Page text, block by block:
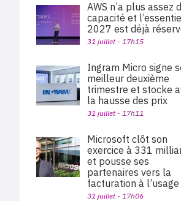
AWS n’a plus assez
capacité et
2027 est déjà
31 juillet - 17h15
Ingram Micro signe
meilleur deuxième
trimestre et stocke
la hausse des prix
31 juillet - 17h11
Microsoft clôt son
exercice à 331
et pousse ses
partenaires vers la
facturation à l’usage
31 juillet - 17h06